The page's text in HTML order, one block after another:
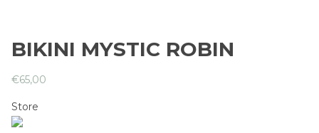
BIKINI MYSTIC ROBIN
€65,00
Store